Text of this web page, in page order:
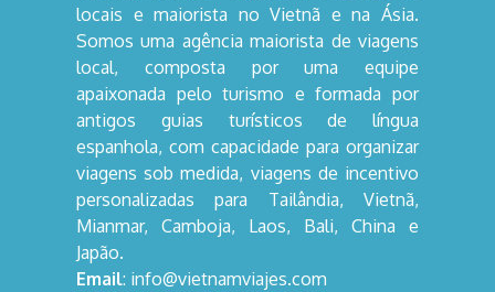
locais e maiorista no Vietnã e na Ásia.
Somos uma agência maiorista de viagens
local, composta por uma equipe
apaixonada pelo turismo e formada por
antigos guias turísticos de língua
espanhola, com capacidade para organizar
viagens sob medida, viagens de incentivo
personalizadas para Tailândia, Vietnã,
Mianmar, Camboja, Laos, Bali, China e
Japão.
Email: info@vietnamviajes.com